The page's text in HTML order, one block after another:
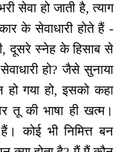
सेवा हो जाती है, त्याग
के सेवाधारी होते हैं -
दूसरे स्नेह के हिसाब से
हो? जैसे सुनाया
गया हो, इसको कहा
तू की भाषा ही खत्म।
हैं। कोई भी निमित्त बन